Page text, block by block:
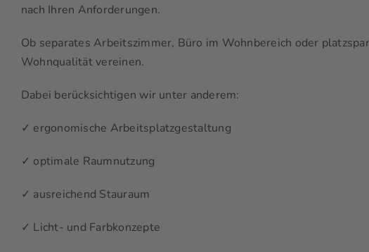
nach Ihren Anforderungen.
Ob separates Arbeitszimmer, Büro im Wohnbereich oder
Wohnqualität vereinen.
Dabei berücksichtigen wir unter anderem:
✓ ergonomische Arbeitsplatzgestaltung
✓ optimale Raumnutzung
✓ ausreichend Stauraum
✓ Licht- und Farbkonzepte